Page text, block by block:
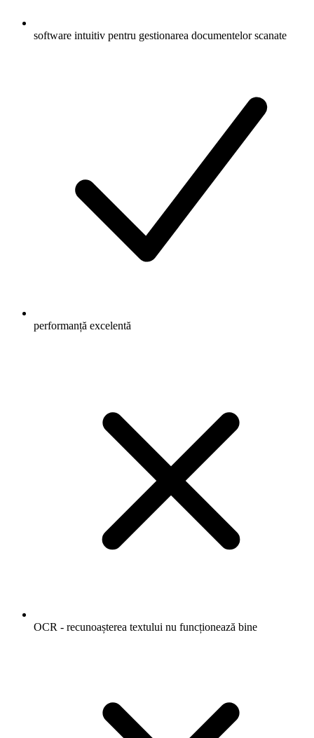
software intuitiv pentru gestionarea documentelor scanate
performanță excelentă
OCR - recunoașterea textului nu funcționează bine